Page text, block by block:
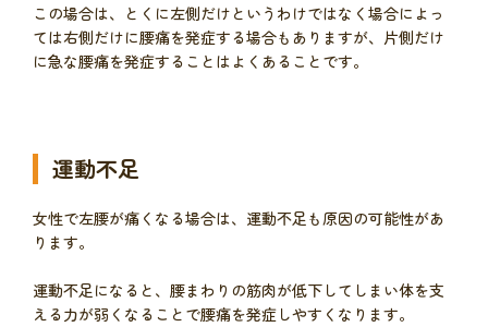
この場合は、とくに左側だけというわけではなく場合によっ
ては右側だけに腰痛を発症する場合もありますが、片側だけ
に急な腰痛を発症することはよくあることです。
運動不足
女性で左腰が痛くなる場合は、運動不足も原因の可能性があ
ります。
運動不足になると、腰まわりの筋肉が低下してしまい体を支
える力が弱くなることで腰痛を発症しやすくなります。